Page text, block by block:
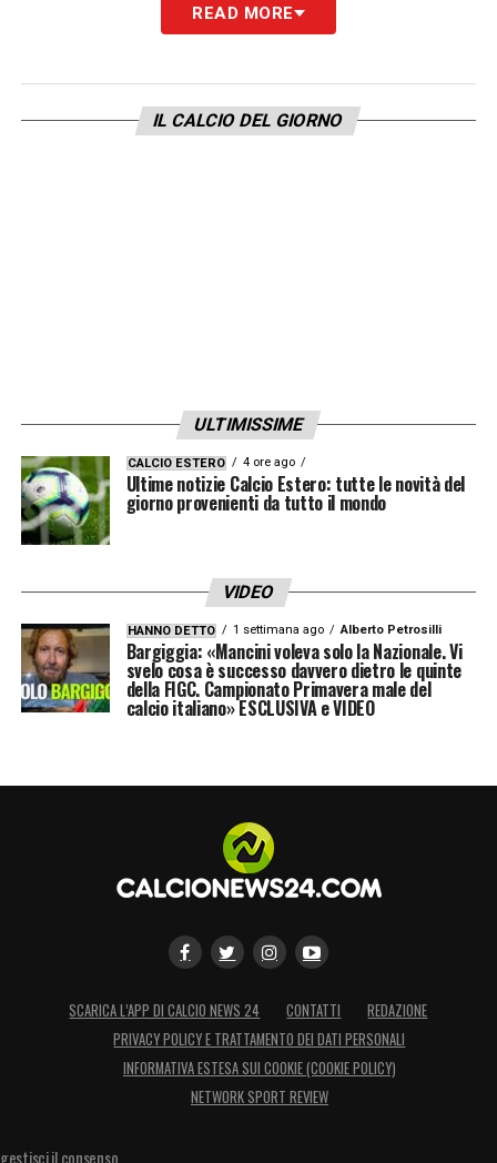
giocato Kevin a prescindere, stiamo
come ho visto fare a Diego Milito. Ha
tantissimo margine di miglioramento.
READ MORE
IL CALCIO DEL GIORNO
ULTIMISSIME
CALCIO ESTERO 4 ore ago
Ultime notizie Calcio Estero: tutte le novità del
giorno provenienti da tutto il mondo
VIDEO
HANNO DETTO 1 settimana ago Alberto Petrosilli
Bargiggia: «Mancini voleva solo la Nazionale. Vi
svelo cosa è successo davvero dietro le quinte
della FIGC. Campionato Primavera male del
calcio italiano» ESCLUSIVA e VIDEO
SCARICA L’APP DI CALCIO NEWS 24 CONTATTI
REDAZIONE
PRIVACY POLICY E TRATTAMENTO DEI DATI PERSONALI
INFORMATIVA ESTESA SUI COOKIE (COOKIE POLICY)
NETWORK SPORT REVIEW